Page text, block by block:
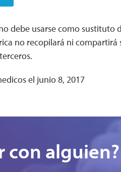
debe usarse como sustituto
no recopilará ni compartirá
el junio 8, 2017
con alguien?